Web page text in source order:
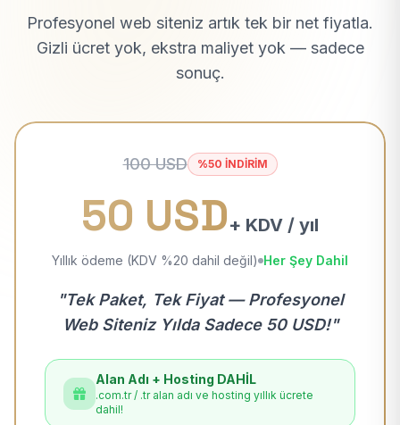
Profesyonel web siteniz artık tek bir net fiyatla.
Gizli ücret yok, ekstra maliyet yok — sadece
sonuç.
100 USD %50 İNDİRİM
50 USD+ KDV / yıl
Yıllık ödeme (KDV %20 dahil değil) Her Şey Dahil
"Tek Paket, Tek Fiyat — Profesyonel
Web Siteniz Yılda Sadece 50 USD!"
Alan Adı + Hosting DAHİL
.com.tr / .tr alan adı ve hosting yıllık ücrete
dahil!